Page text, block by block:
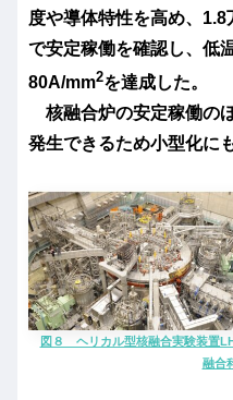
度や導体特性を高め、
で安定稼働を確認し、低
80A/mm2を達成した。
核融合炉の安定稼働の
発生できるため小型化に
図８ ヘリカル型核融合実験装置
融合